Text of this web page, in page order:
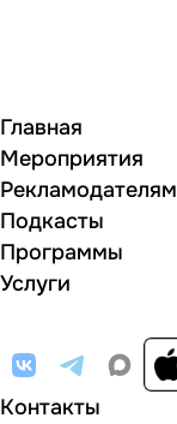
Главная
Мероприятия
Рекламодателям
Подкасты
Программы
Услуги
Контакты